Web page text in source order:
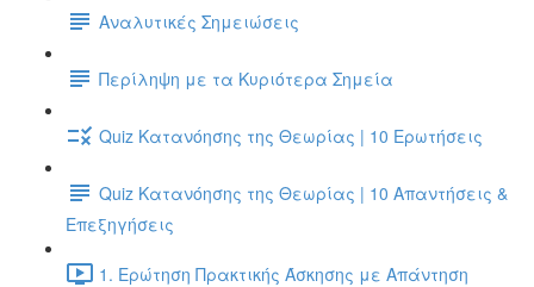
Αναλυτικές Σημειώσεις
Περίληψη με τα Κυριότερα Σημεία
Quiz Κατανόησης της Θεωρίας | 10 Ερωτήσεις
Quiz Κατανόησης της Θεωρίας | 10 Απαντήσεις &
Επεξηγήσεις
1. Ερώτηση Πρακτικής Άσκησης με Απάντηση